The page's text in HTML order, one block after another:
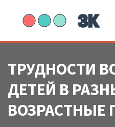
ТРУДНОСТИ
ДЕТЕЙ В
ВОЗРАСТНЫЕ